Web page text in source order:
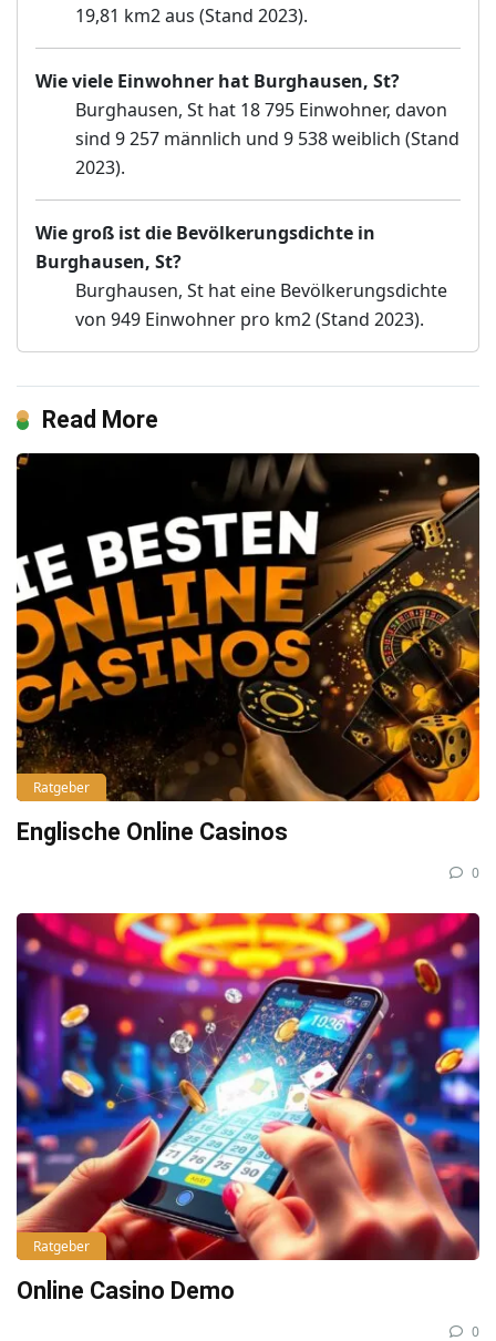
19,81 km2 aus (Stand 2023).
Wie viele Einwohner hat Burghausen, St?
Burghausen, St hat 18 795 Einwohner, davon
sind 9 257 männlich und 9 538 weiblich (Stand
2023).
Wie groß ist die Bevölkerungsdichte in
Burghausen, St?
Burghausen, St hat eine Bevölkerungsdichte
von 949 Einwohner pro km2 (Stand 2023).
Read More
Ratgeber
Englische Online Casinos
0
Ratgeber
Online Casino Demo
0